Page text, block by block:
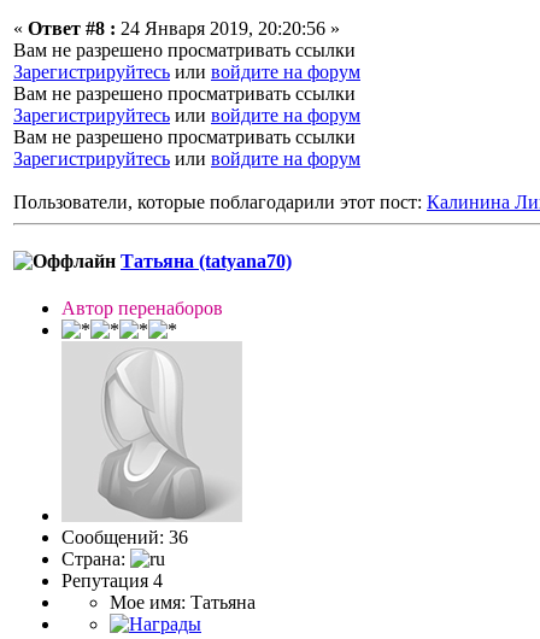
« Ответ #8 : 24 Января 2019, 20:20:56 »
Вам не разрешено просматривать ссылки
Зарегистрируйтесь или войдите на форум
Вам не разрешено просматривать ссылки
Зарегистрируйтесь или войдите на форум
Вам не разрешено просматривать ссылки
Зарегистрируйтесь или войдите на форум
Пользователи, которые поблагодарили этот пост: Калинина
Татьяна (tatyana70)
Автор перенаборов
Сообщений: 36
Страна:
Репутация 4
Мое имя: Татьяна